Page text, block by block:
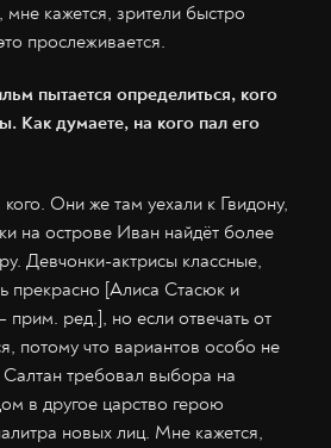
кажется, зрители быстро
прослеживается.
пытается определиться, кого
Как думаете, на кого пал его
Они же там уехали к Гвидону,
на острове Иван найдёт более
Девчонки-актрисы классные,
прекрасно [Алиса Стасюк и
ред.], но если отвечать от
потому что вариантов особо не
требовал выбора на
в другое царство герою
новых лиц. Мне кажется,